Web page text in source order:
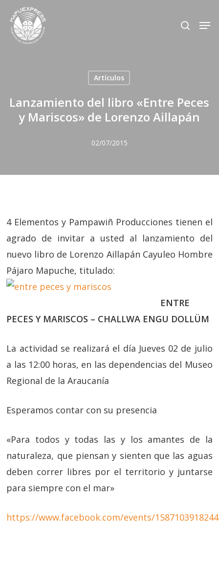
main
search
Artículos
Lanzamiento del libro «Entre Peces
y Mariscos» de Lorenzo Aillapán
02/07/2015
4 Elementos y Pampawiñ Producciones tienen el
agrado de invitar a usted al lanzamiento del
nuevo libro de Lorenzo Aillapán Cayuleo Hombre
Pájaro Mapuche, titulado:
ENTRE
PECES Y MARISCOS – CHALLWA ENGU DOLLÜM
La actividad se realizará el día Jueves 02 de julio
a las 12:00 horas, en las dependencias del Museo
Regional de la Araucanía
Esperamos contar con su presencia
«Para todos y todas las y los amantes de la
naturaleza, que piensan y sienten que las aguas
deben correr libres por el territorio y juntarse
para siempre con el mar»
https://www.facebook.com/events/
Close